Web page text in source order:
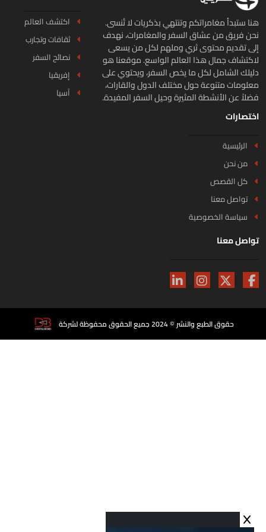
ستبدأ مغامراتكم وتنتهي بذكريات لا تُنسى.
فريق من عشاق السفر والمغامرات، نهدف
تقديم محتوى ثري وملهم لكل من يسعى
جمال هذا العالم الواسع. موقعنا هو
الشامل لكل ما يخص السفر، ويحتوي على
متنوعة حول مختلف الدول والقارات،
عن الأنشطة المثيرة وحيل السفر المفيدة.
اكتشف العالم
ثقافات وتجارب
نصائح السفر
إفريقيا
آسيا
الرئيسية
من نحن
كل القصص
تواصل معنا
سياسة الخصوصية
معنا
حقوق الطبع والنشر © 2024 جميع الحقوق محفوظة لشركة